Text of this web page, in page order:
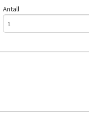
Antall